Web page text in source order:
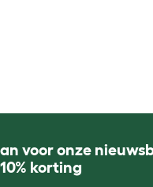
voor onze
korting